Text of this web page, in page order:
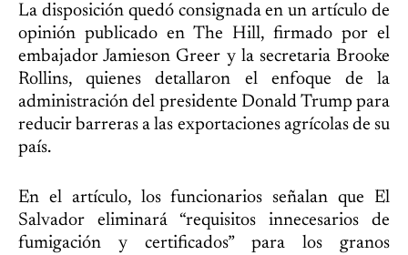
La disposición quedó consignada en un artículo de
opinión publicado en The Hill, firmado por el
embajador Jamieson Greer y la secretaria Brooke
Rollins, quienes detallaron el enfoque de la
administración del presidente Donald Trump para
reducir barreras a las exportaciones agrícolas de su
país.
En el artículo, los funcionarios señalan que El
Salvador eliminará “requisitos innecesarios de
fumigación y certificados” para los granos